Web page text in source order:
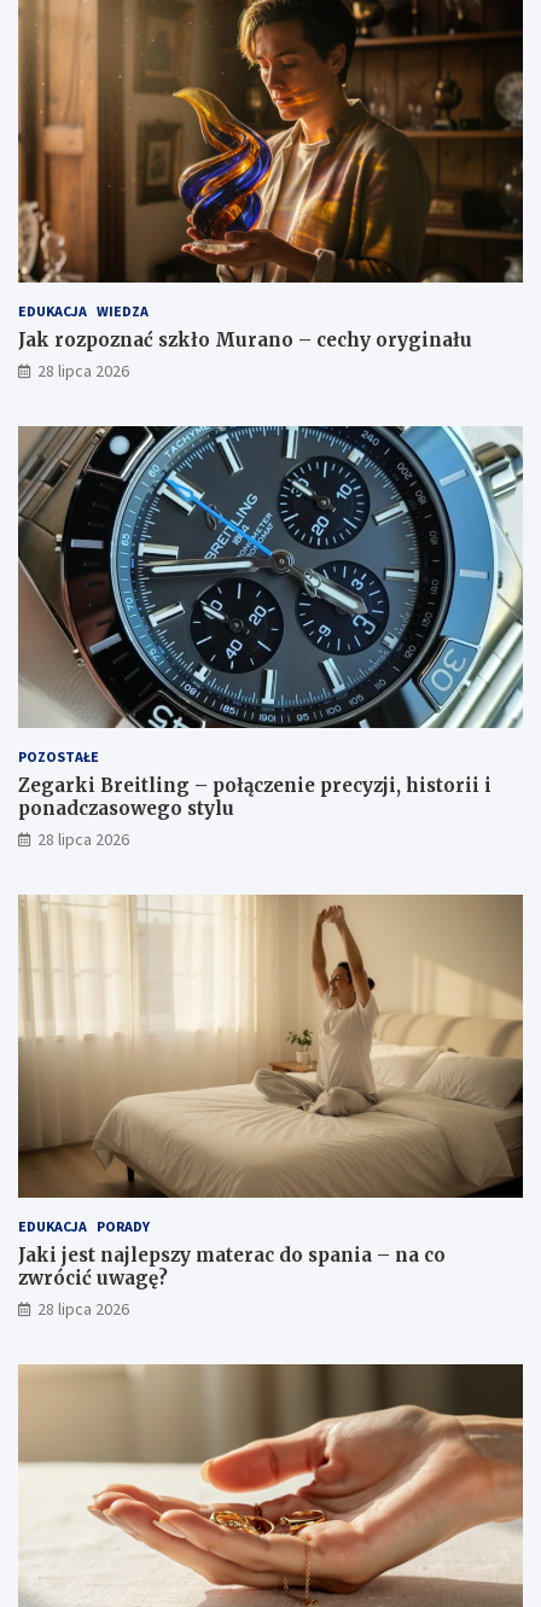
EDUKACJA WIEDZA
Jak rozpoznać szkło Murano – cechy oryginału
28 lipca 2026
POZOSTAŁE
Zegarki Breitling – połączenie precyzji, historii i
ponadczasowego stylu
28 lipca 2026
EDUKACJA PORADY
Jaki jest najlepszy materac do spania – na co
zwrócić uwagę?
28 lipca 2026